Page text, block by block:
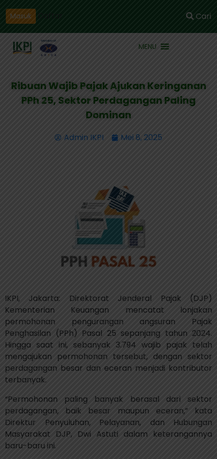
Masuk Cari
MENU
Ribuan Wajib Pajak Ajukan Keringanan
PPh 25, Sektor Perdagangan Paling
Dominan
Admin IKPI Mei 8, 2025
IKPI, Jakarta: Direktorat Jenderal Pajak (DJP)
Kementerian Keuangan mencatat lonjakan
permohonan pengurangan angsuran Pajak
Penghasilan (PPh) Pasal 25 sepanjang tahun 2024.
Hingga saat ini, sebanyak 3.794 wajib pajak telah
mengajukan permohonan tersebut, dengan sektor
perdagangan besar dan eceran menjadi kontributor
terbanyak.
“Permohonan paling banyak berasal dari sektor
perdagangan, baik besar maupun eceran,” kata
Direktur Penyuluhan, Pelayanan, dan Hubungan
Masyarakat DJP, Dwi Astuti dalam keterangannya
baru-baru ini.